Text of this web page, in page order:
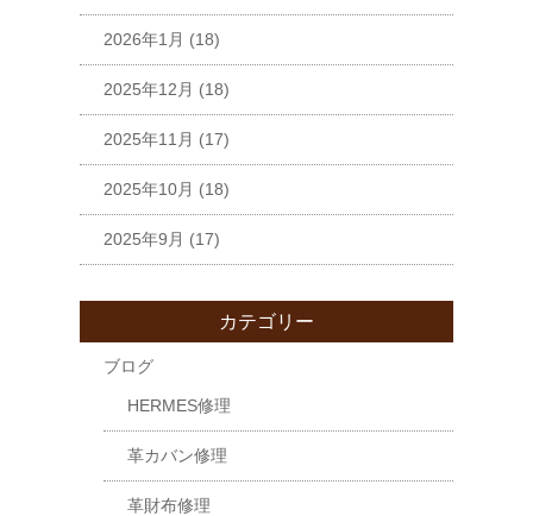
2026年1月 (18)
2025年12月 (18)
2025年11月 (17)
2025年10月 (18)
2025年9月 (17)
カテゴリー
ブログ
HERMES修理
革カバン修理
革財布修理